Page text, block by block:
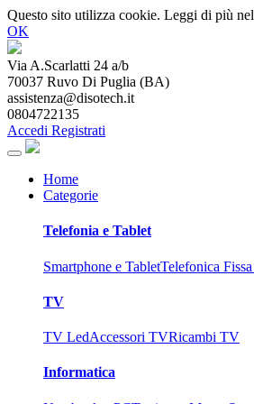
Questo sito utilizza cookie. Leggi di più
OK
Via A.Scarlatti 24 a/b
70037 Ruvo Di Puglia (BA)
assistenza@disotech.it
0804722135
Accedi Registrati
Home
Categorie
Telefonia e Tablet
Smartphone e TabletTelefonica
TV
TV LedAccessori TVRicambi TV
Informatica